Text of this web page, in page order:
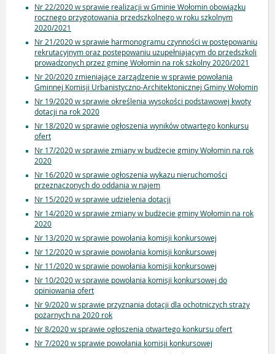
Nr 22/2020 w sprawie realizacji w Gminie Wołomin obowiązku
rocznego przygotowania przedszkolnego w roku szkolnym
2020/2021
Nr 21/2020 w sprawie harmonogramu czynności w postępowaniu
rekrutacyjnym oraz postępowaniu uzupełniającym do przedszkoli
prowadzonych przez gminę Wołomin na rok szkolny 2020/2021
Nr 20/2020 zmieniające zarządzenie w sprawie powołania
Gminnej Komisji Urbanistyczno-Architektonicznej Gminy Wołomin
Nr 19/2020 w sprawie określenia wysokości podstawowej kwoty
dotacji na rok 2020
Nr 18/2020 w sprawie ogłoszenia wyników otwartego konkursu
ofert
Nr 17/2020 w sprawie zmiany w budżecie gminy Wołomin na rok
2020
Nr 16/2020 w sprawie ogłoszenia wykazu nieruchomości
przeznaczonych do oddania w najem
Nr 15/2020 w sprawie udzielenia dotacji
Nr 14/2020 w sprawie zmiany w budżecie gminy Wołomin na rok
2020
Nr 13/2020 w sprawie powołania komisji konkursowej
Nr 12/2020 w sprawie powołania komisji konkursowej
Nr 11/2020 w sprawie powołania komisji konkursowej
Nr 10/2020 w sprawie powołania komisji konkursowej do
opiniowania ofert
Nr 9/2020 w sprawie przyznania dotacji dla ochotniczych straży
pożarnych na 2020 rok
Nr 8/2020 w sprawie ogłoszenia otwartego konkursu ofert
Nr 7/2020 w sprawie powołania komisji konkursowej